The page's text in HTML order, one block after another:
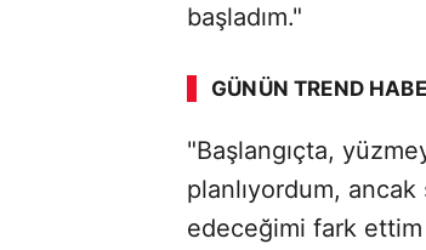
başladım."
GÜNÜN TREND
SÖZCÜ SON DAKİKA
"Başlangıçta,
planlıyordum,
edeceğimi fark